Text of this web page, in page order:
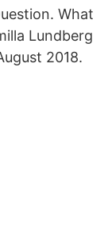
What
Lundberg
2018.